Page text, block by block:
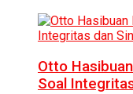
Otto
Soal